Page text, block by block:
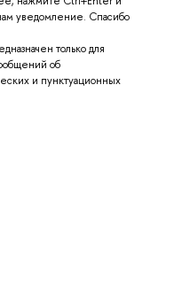
уведомление. Спасибо
только для
об
и пунктуационных